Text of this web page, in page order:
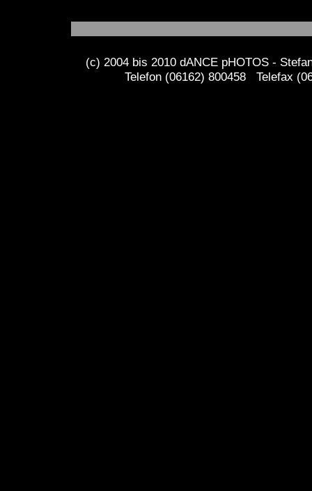
(c) 2004 bis 2010 dANCE pHOTOS -
Telefon (06162) 800458 Telefax